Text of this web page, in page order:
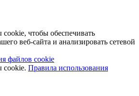
чтобы обеспечивать
веб-сайта и анализировать сетевой
файлов cookie
cookie. Правила использования